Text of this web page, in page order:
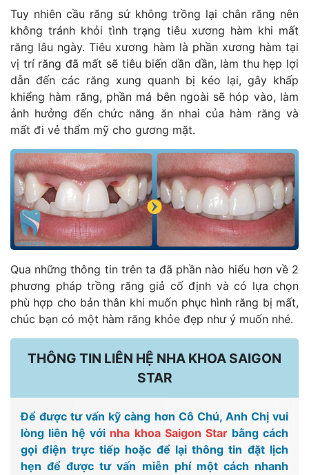
Tuy nhiên cầu răng sứ không trồng lại chân răng nên
không tránh khỏi tình trạng tiêu xương hàm khi mất
răng lâu ngày. Tiêu xương hàm là phần xương hàm tại
vị trí răng đã mất sẽ tiêu biến dần dần, làm thu hẹp lợi
dẫn đến các răng xung quanh bị kéo lại, gây khấp
khiểng hàm răng, phần má bên ngoài sẽ hóp vào, làm
ảnh hưởng đến chức năng ăn nhai của hàm răng và
mất đi vẻ thẩm mỹ cho gương mặt.
Qua những thông tin trên ta đã phần nào hiểu hơn về 2
phương pháp trồng răng giả cố định và có lựa chọn
phù hợp cho bản thân khi muốn phục hình răng bị mất,
chúc bạn có một hàm răng khỏe đẹp như ý muốn nhé.
THÔNG TIN LIÊN HỆ NHA KHOA SAIGON
STAR
Để được tư vấn kỹ càng hơn Cô Chú, Anh Chị vui
lòng liên hệ với nha khoa Saigon Starbằng cách
gọi điện trực tiếp hoặc để lại thông tin đặt lịch
hẹn để được tư vấn miễn phí một cách nhanh